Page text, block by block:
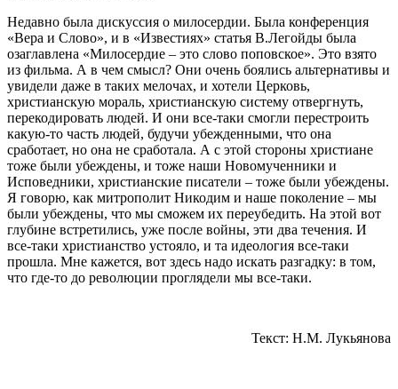
Недавно была дискуссия о милосердии. Была конференция
«Вера и Слово», и в «Известиях» статья В.Легойды была
озаглавлена «Милосердие – это слово поповское». Это взято
из фильма. А в чем смысл? Они очень боялись альтернативы и
увидели даже в таких мелочах, и хотели Церковь,
христианскую мораль, христианскую систему отвергнуть,
перекодировать людей. И они все-таки смогли перестроить
какую-то часть людей, будучи убежденными, что она
сработает, но она не сработала. А с этой стороны христиане
тоже были убеждены, и тоже наши Новомученники и
Исповедники, христианские писатели – тоже были убеждены.
Я говорю, как митрополит Никодим и наше поколение – мы
были убеждены, что мы сможем их переубедить. На этой вот
глубине встретились, уже после войны, эти два течения. И
все-таки христианство устояло, и та идеология все-таки
прошла. Мне кажется, вот здесь надо искать разгадку: в том,
что где-то до революции проглядели мы все-таки.
Текст: Н.М. Лукьянова